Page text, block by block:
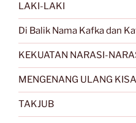
LAKI-LAKI
Di Balik Nama Kafka dan
KEKUATAN NARASI-
MENGENANG ULANG
TAKJUB